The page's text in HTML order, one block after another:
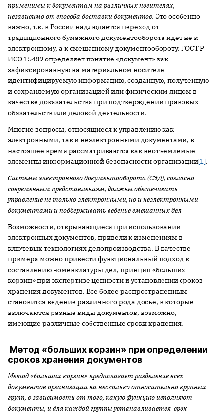
применимы к документам на различных носителях,
независимо от способа доставки документов. Это особенно
важно, т.к. в России надлюдается переход от
традиционного бумажного документооборота идет не к
электронному, а к смешанному документообороту. ГОСТ Р
ИСО 15489 определяет понятие «документ» как
зафиксированную на материальном носителе
идентифицируемую информацию, созданную, полученную
и сохраняемую организацией или физическим лицом в
качестве доказательства при подтверждении правовых
обязательств или деловой деятельности.
Многие вопросы, относящиеся к управлению как
электронными, так и неэлектронными документами, в
настоящее время рассматриваются как неотъемлемые
элементы информационной безопасности организации[1].
Системы электронного документооборота (СЭД), согласно
современным представлениям, должны обеспечивать
управление не только электронными, но и неэлектронными
документами и поддерживать ведение смешанных дел.
Возможности, открывающиеся при использовании
электронных документов, привели к изменениям в
ключевых технологиях делопроизводства. В качестве
примера можно привести функциональный подход к
составлению номенклатуры дел, принцип «больших
корзин» при экспертизе ценности и установлении сроков
хранения документов. Все более распространенным
становится ведение различного рода досье, в которые
включаются разные виды документов, возможно,
имеющие различные собственные сроки хранения.
Метод «больших корзин» при определении
сроков хранения документов
Метод «больших корзин» предполагает разделение всех
документов организации на несколько относительно крупных
групп, в зависимости от того, какую функцию исполняют
документы, и для каждой группы устанавливается срок